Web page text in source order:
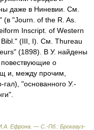
даже в Ниневии. См.
"Journ. of the R. As.
Inscript. of Western
(III, I). См. Thureau
(1898). В У. найдены
о
и, между прочим,
гал), "основанного У.-
Ефрона. — С.-Пб.: Брокгауз-